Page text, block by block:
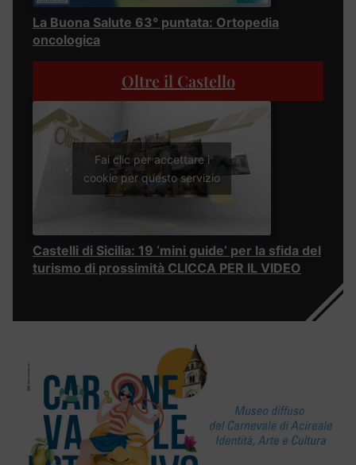
La Buona Salute 63° puntata: Ortopedia
oncologica
Oltre il Castello
Fai clic per accettare i
cookie per questo servizio
Castelli di Sicilia: 19 ‘mini guide’ per la sfida del
turismo di prossimità CLICCA PER IL VIDEO